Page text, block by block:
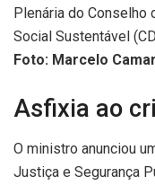
Plenária do
Social Sustentável
Foto: Marcelo
Asfixia ao
O ministro anunciou
Justiça e Segurança